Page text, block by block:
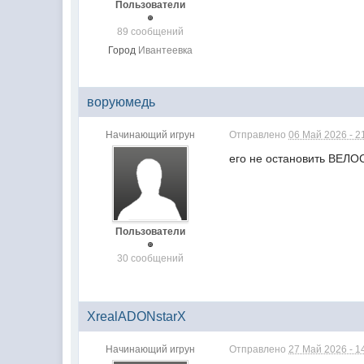
Пользователи
89 сообщений
Город Ивантеевка
воруюмедь
Начинающий игрун
Пользователи
30 сообщений
Отправлено06 Май 2026 -
его не остановить
XrealADONstarX
Начинающий игрун Отправлено27 Май 2026 -